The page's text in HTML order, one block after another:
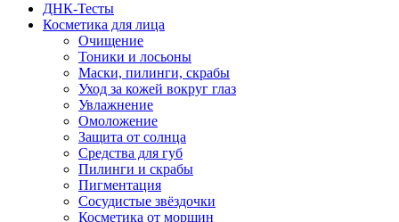
ДНК-Тесты
Косметика для лица
Очищение
Тоники и лосьоны
Маски, пилинги, скрабы
Уход за кожей вокруг глаз
Увлажнение
Омоложение
Защита от солнца
Средства для губ
Пилинги и скрабы
Пигментация
Сосудистые звёздочки
Косметика от морщин